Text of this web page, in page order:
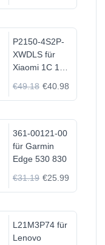
P2150-4S2P-
XWDLS für
Xiaomi 1C 1T
€49.18 €40.98
361-00121-00
für Garmin
Edge 530 830
€31.19 €25.99
L21M3P74 für
Lenovo